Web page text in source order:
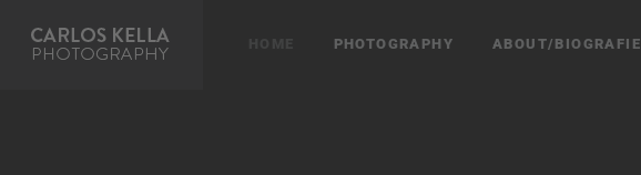
PHOTOGRAPHY ABOUT/BIOGRAFIE